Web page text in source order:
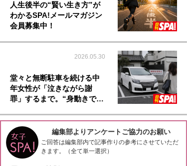
人生後半の“賢い生き方”が
わかるSPA!メールマガジン
会員募集中！
2026.05.30
堂々と無断駐車を続ける中
年女性が「泣きながら謝
罪」するまで。“身動きで…